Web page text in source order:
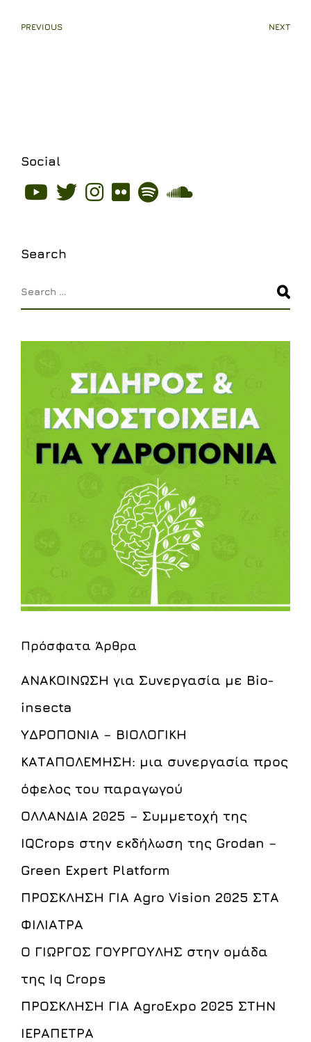
PREVIOUS NEXT
Social
Social
SocialSocialSocial
SocialSocial
Search
Πρόσφατα Άρθρα
ΑΝΑΚΟΙΝΩΣΗ για Συνεργασία με Bio-
insecta
ΥΔΡΟΠΟΝΙΑ – ΒΙΟΛΟΓΙΚΗ
ΚΑΤΑΠΟΛΕΜΗΣΗ: μια συνεργασία προς
όφελος του παραγωγού
ΟΛΛΑΝΔΙΑ 2025 – Συμμετοχή της
IQCrops στην εκδήλωση της Grodan –
Green Expert Platform
ΠΡΟΣΚΛΗΣΗ ΓΙΑ Agro Vision 2025 ΣΤΑ
ΦΙΛΙΑΤΡΑ
Ο ΓΙΩΡΓΟΣ ΓΟΥΡΓΟΥΛΗΣ στην ομάδα
της Iq Crops
ΠΡΟΣΚΛΗΣΗ ΓΙΑ AgroExpo 2025 ΣΤΗΝ
ΙΕΡΑΠΕΤΡΑ